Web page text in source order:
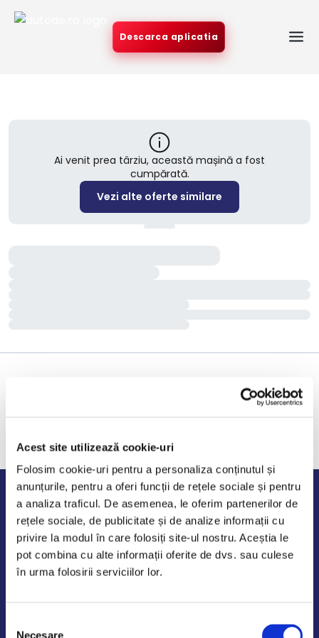
Acest site utilizează cookie-uri
Folosim cookie-uri pentru a personaliza conținutul și
anunțurile, pentru a oferi funcții de rețele sociale și pentru
a analiza traficul. De asemenea, le oferim partenerilor de
rețele sociale, de publicitate și de analize informații cu
privire la modul în care folosiți site-ul nostru. Aceștia le
pot combina cu alte informații oferite de dvs. sau culese
în urma folosirii serviciilor lor.
Necesare
Descarca aplicatia
Ai venit prea târziu, această mașină a fost
cumpărată.
Vezi alte oferte similare
Program de lucru
Luni - Vineri: 09:00-18:00
Sambata - Duminica: 10:00-14:00